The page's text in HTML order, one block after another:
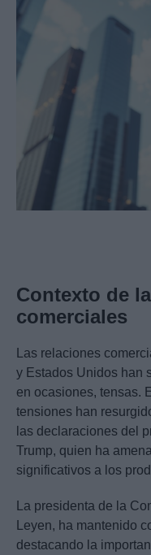
Contexto de
comerciales
Las relaciones
y Estados Unidos han
en ocasiones, tensas.
tensiones han
las declaraciones del
Trump, quien ha
significativos a los
La presidenta de la
Leyen, ha mantenido
destacando la